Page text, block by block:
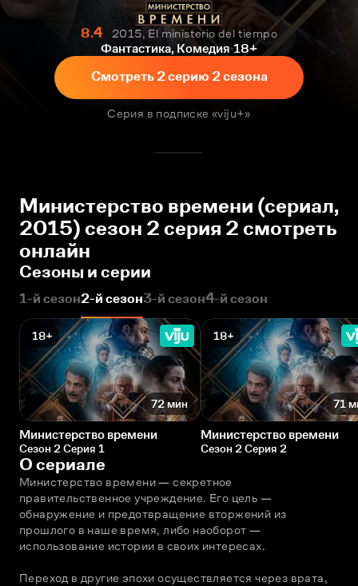
8.4
2015, El ministerio del tiempo
Фантастика, Комедия 18+
Смотреть 2 серию 2 сезона
Серия в подписке «viju+»
Министерство времени (сериал,
2015) сезон 2 серия 2 смотреть
онлайн
Сезоны и серии
1-й сезон2-й сезон3-й сезон4-й сезон
18+
72 мин
Министерство времени
Сезон 2 Серия 1
18+
71
Министерство времени
Сезон 2 Серия 2
О сериале
Министерство времени — секретное
правительственное учреждение. Его цель —
обнаружение и предотвращение вторжений из
прошлого в наше время, либо наоборот —
использование истории в своих интересах.
Переход в другие эпохи осуществляется через врата,